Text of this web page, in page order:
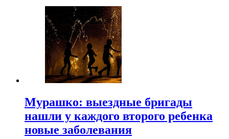
Мурашко: выездные бригады
нашли у каждого второго ребенка
новые заболевания